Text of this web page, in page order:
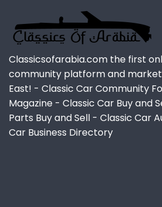
Classicsofarabia.com the first
community platform and
East! - Classic Car Community
Magazine - Classic Car Buy and
Parts Buy and Sell - Classic Car
Car Business Directory